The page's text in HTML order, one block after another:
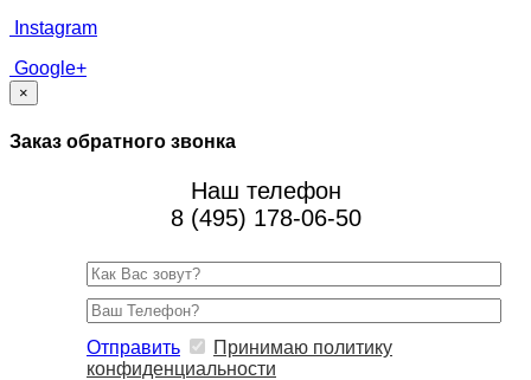
Instagram
Google+
×
Заказ обратного звонка
Наш телефон
8 (495) 178-06-50
Отправить
Принимаю политику
конфиденциальности